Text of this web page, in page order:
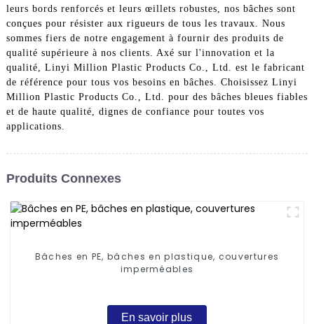
leurs bords renforcés et leurs œillets robustes, nos bâches sont
conçues pour résister aux rigueurs de tous les travaux. Nous
sommes fiers de notre engagement à fournir des produits de
qualité supérieure à nos clients. Axé sur l'innovation et la
qualité, Linyi Million Plastic Products Co., Ltd. est le fabricant
de référence pour tous vos besoins en bâches. Choisissez Linyi
Million Plastic Products Co., Ltd. pour des bâches bleues fiables
et de haute qualité, dignes de confiance pour toutes vos
applications.
Produits Connexes
Bâches en PE, bâches en plastique, couvertures
imperméables
En savoir plus